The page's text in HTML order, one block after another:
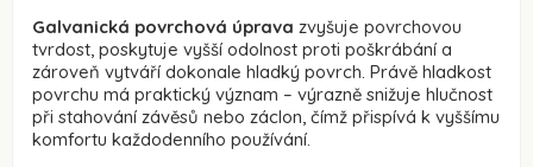
Galvanická povrchová úprava zvyšuje povrchovou
tvrdost, poskytuje vyšší odolnost proti poškrábání a
zároveň vytváří dokonale hladký povrch. Právě hladkost
povrchu má praktický význam – výrazně snižuje hlučnost
při stahování závěsů nebo záclon, čímž přispívá k vyššímu
komfortu každodenního používání.